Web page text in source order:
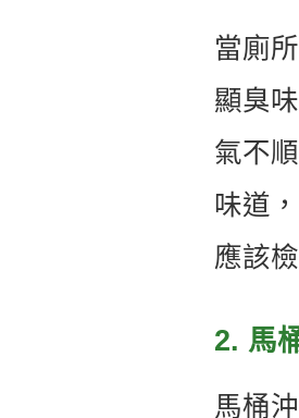
當廁
顯臭
氣不
味道
應該
2. 馬
馬桶